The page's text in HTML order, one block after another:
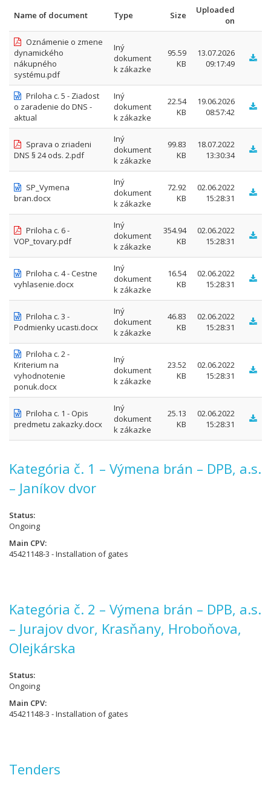
Name of document Type Size
Uploaded
on
Oznámenie o zmene
dynamického
nákupného
systému.pdf
Iný
dokument
k zákazke
95.59
KB
13.07.2026
09:17:49
Priloha c. 5 - Ziadost
o zaradenie do DNS -
aktual
Iný
dokument
k zákazke
22.54
KB
19.06.2026
08:57:42
Sprava o zriadeni
DNS § 24 ods. 2.pdf
Iný
dokument
k zákazke
99.83
KB
18.07.2022
13:30:34
SP_Vymena
bran.docx
Iný
dokument
k zákazke
72.92
KB
02.06.2022
15:28:31
Priloha c. 6 -
VOP_tovary.pdf
Iný
dokument
k zákazke
354.94
KB
02.06.2022
15:28:31
Priloha c. 4 - Cestne
vyhlasenie.docx
Iný
dokument
k zákazke
16.54
KB
02.06.2022
15:28:31
Priloha c. 3 -
Podmienky ucasti.docx
Iný
dokument
k zákazke
46.83
KB
02.06.2022
15:28:31
Priloha c. 2 -
Kriterium na
vyhodnotenie
ponuk.docx
Iný
dokument
k zákazke
23.52
KB
02.06.2022
15:28:31
Priloha c. 1 - Opis
predmetu zakazky.docx
Iný
dokument
k zákazke
25.13
KB
02.06.2022
15:28:31
Kategória č. 1 – Výmena brán – DPB, a.s.
– Janíkov dvor
Status
Ongoing
Main CPV
45421148-3 - Installation of gates
Kategória č. 2 – Výmena brán – DPB, a.s.
– Jurajov dvor, Krasňany, Hroboňova,
Olejkárska
Status
Ongoing
Main CPV
45421148-3 - Installation of gates
Tenders